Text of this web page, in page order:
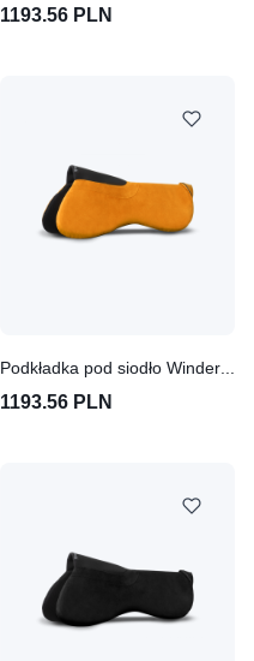
1193.56 PLN
1193.56 PLN